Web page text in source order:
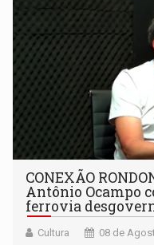
CONEXÃO
Antônio Ocampo
ferrovia
Cultura 08 de